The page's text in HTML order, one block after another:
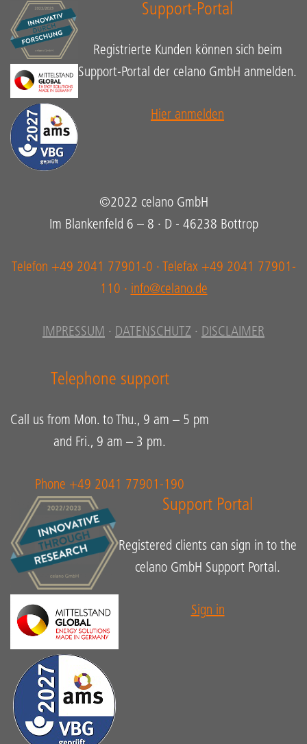
Support-Portal
Registrierte Kunden können sich beim
Support-Portal der celano GmbH anmelden.
Hier anmelden
©2022 celano GmbH
Im Blankenfeld 6 – 8 · D - 46238 Bottrop
Telefon +49 2041 77901-0 · Telefax +49 2041 77901-
110 · info@celano.de
IMPRESSUM · DATENSCHUTZ · DISCLAIMER
Telephone support
Call us from Mon. to Thu., 9 am – 5 pm
and Fri., 9 am – 3 pm.
Phone +49 2041 77901-190
Support Portal
Registered clients can sign in to the
celano GmbH Support Portal.
Sign in